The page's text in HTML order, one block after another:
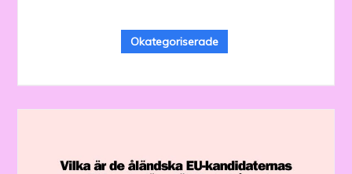
Okategoriserade